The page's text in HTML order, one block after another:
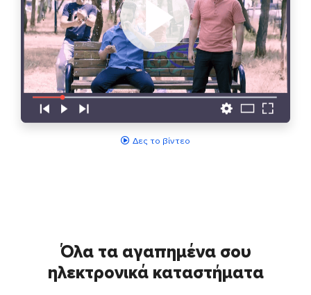
Δες το βίντεο
Όλα τα αγαπημένα σου
ηλεκτρονικά καταστήματα